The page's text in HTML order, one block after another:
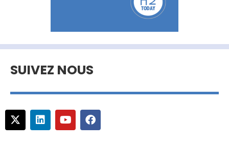
SUIVEZ NOUS